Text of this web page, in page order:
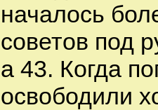
началось
советов под
а 43. Когда
освободили